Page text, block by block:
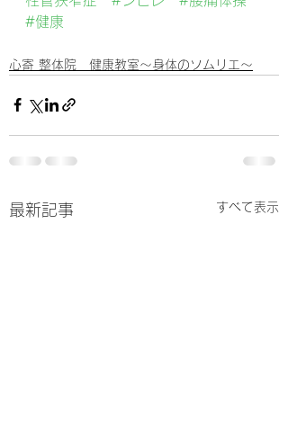
#健康
心寄 整体院 健康教室～身体のソムリエ～
最新記事 すべて表示